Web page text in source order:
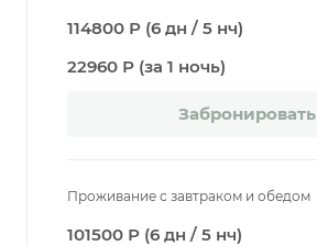
114800 Р (6 дн / 5 нч)
22960 Р (за 1 ночь)
Забронировать
Проживание с завтраком и обедом
101500 Р (6 дн / 5 нч)